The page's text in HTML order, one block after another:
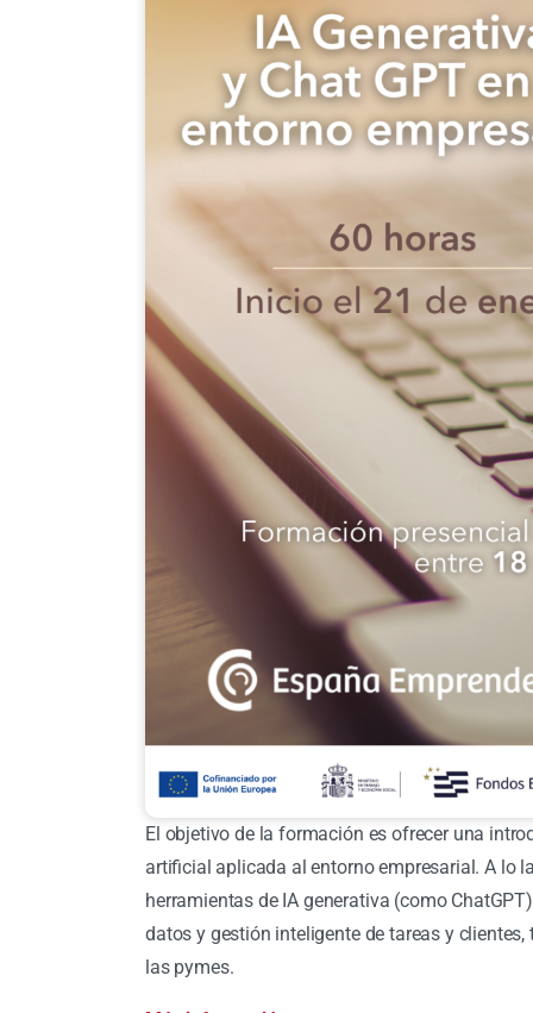
El objetivo de la formación es ofrecer una
artificial aplicada al entorno empresarial. A lo
herramientas de IA generativa (como
datos y gestión inteligente de tareas y
las pymes.